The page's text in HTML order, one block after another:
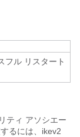
フル リスタート
ティ アソシエー
るには、ikev2